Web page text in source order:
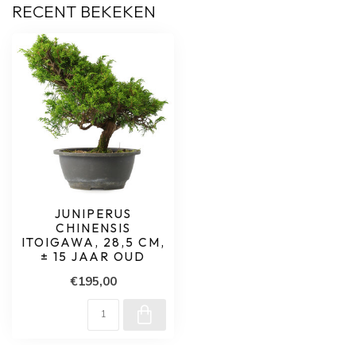
RECENT BEKEKEN
JUNIPERUS
CHINENSIS
ITOIGAWA, 28,5 CM,
± 15 JAAR OUD
€195,00